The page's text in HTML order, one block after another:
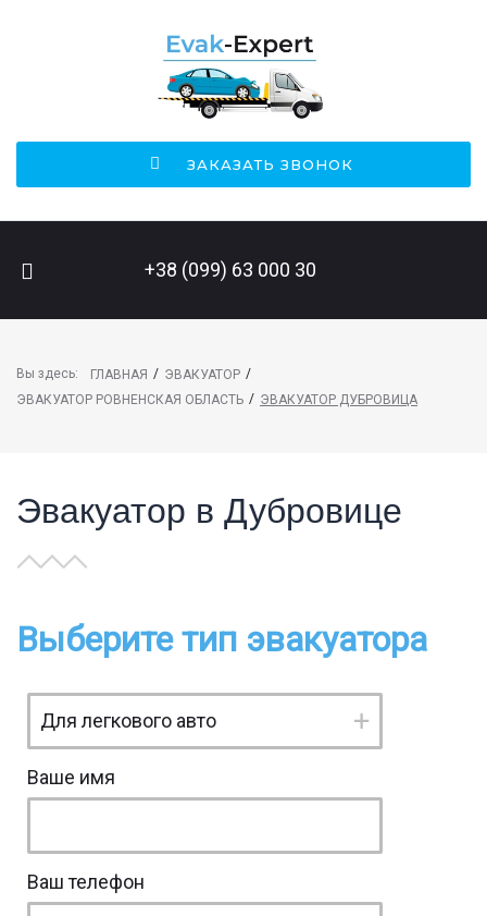
ЗАКАЗАТЬ ЗВОНОК
+38 (099) 63 000 30
Вы здесь: ГЛАВНАЯ / ЭВАКУАТОР /
ЭВАКУАТОР РОВНЕНСКАЯ ОБЛАСТЬ / ЭВАКУАТОР ДУБРОВИЦА
Эвакуатор в Дубровице
Выберите тип эвакуатора
Ваше имя
Ваш телефон
ПОИСК НА САЙТЕ